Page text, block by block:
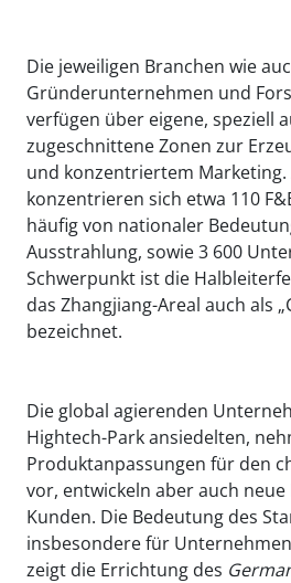
Die jeweiligen Branchen wie
Gründerunternehmen und
verfügen über eigene, speziell
zugeschnittene Zonen zur
und konzentriertem Marketing.
konzentrieren sich etwa 110
häufig von nationaler
Ausstrahlung, sowie 3 600
Schwerpunkt ist die
das Zhangjiang-Areal auch als
bezeichnet.
Die global agierenden
Hightech-Park ansiedelten,
Produktanpassungen für den
vor, entwickeln aber auch
Kunden. Die Bedeutung des
insbesondere für
zeigt die Errichtung des